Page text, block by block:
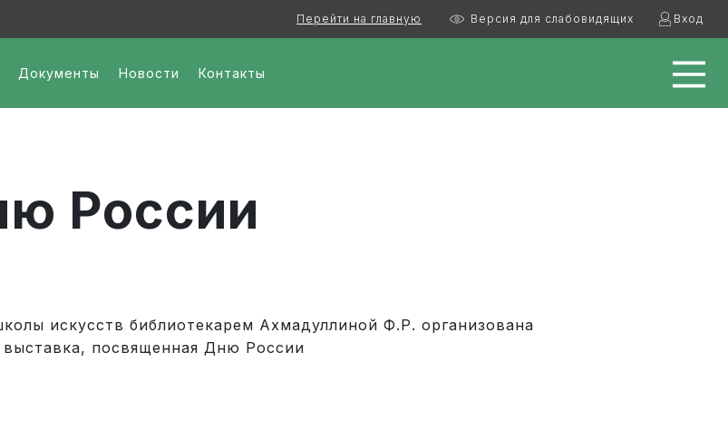
Перейти на главную
Версия для слабовидящих Вход
Документы Новости Контакты
России
искусств библиотекарем Ахмадуллиной Ф.Р. организована
выставка, посвященная Дню России